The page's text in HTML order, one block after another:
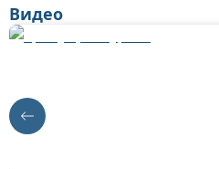
Видео